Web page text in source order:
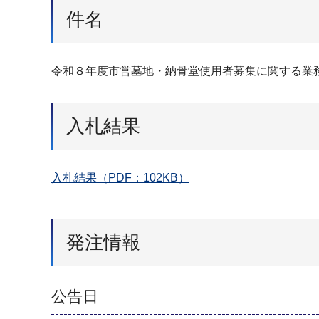
件名
令和８年度市営墓地・納骨堂使用者募集に関する業
入札結果
入札結果（PDF：102KB）
発注情報
公告日